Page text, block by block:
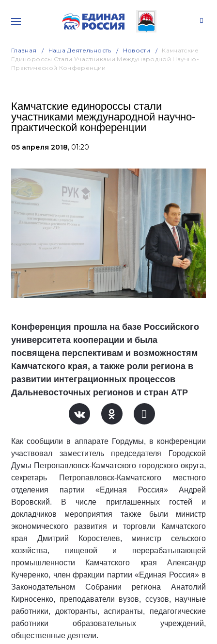
Главная Наша Деятельность Новости
Камчатские
Единороссы Стали Участниками Международной Научно-
Практической Конференции
Камчатские единороссы стали
участниками международной научно-
практической конференции
05 апреля 2018, 01:20
Конференция прошла на базе Российского
университета кооперации и была
посвящена перспективам и возможностям
Камчатского края, а также роли региона в
развитии интеграционных процессов
Дальневосточных регионов и стран АТР
Как сообщили в аппарате Гордумы, в конференции
участвовал заместитель председателя Городской
Думы Петропавловск-Камчатского городского округа,
секретарь Петропавловск-Камчатского местного
отделения партии «Единая Россия» Андрей
Воровский. В числе приглашенных гостей и
докладчиков мероприятия также были министр
экономического развития и торговли Камчатского
края Дмитрий Коростелев, министр сельского
хозяйства, пищевой и перерабатывающей
промышленности Камчатского края Александр
Кучеренко, член фракции партии «Единая Россия» в
Законодательном Собрании региона Анатолий
Кирносенко, преподаватели вузов, ссузов, научные
работники, докторанты, аспиранты, педагогические
работники образовательных учреждений,
общественные деятели.